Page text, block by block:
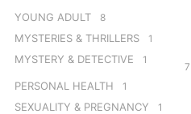
YOUNG ADULT 8
MYSTERIES & THRILLERS 1
MYSTERY & DETECTIVE 1
PERSONAL HEALTH 1
SEXUALITY & PREGNANCY 1
7